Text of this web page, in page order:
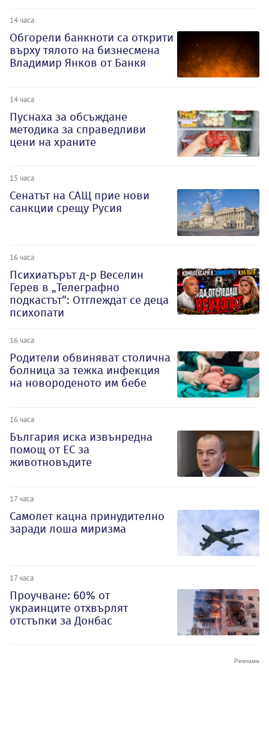
14 часа
Обгорели банкноти са открити
върху тялото на бизнесмена
Владимир Янков от Банкя
14 часа
Пуснаха за обсъждане
методика за справедливи
цени на храните
15 часа
Сенатът на САЩ прие нови
санкции срещу Русия
16 часа
Психиатърът д-р Веселин
Герев в „Телеграфно
подкастът“: Отглеждат се деца
психопати
16 часа
Родители обвиняват столична
болница за тежка инфекция
на новороденото им бебе
16 часа
България иска извънредна
помощ от ЕС за
животновъдите
17 часа
Самолет кацна принудително
заради лоша миризма
17 часа
Проучване: 60% от
украинците отхвърлят
отстъпки за Донбас